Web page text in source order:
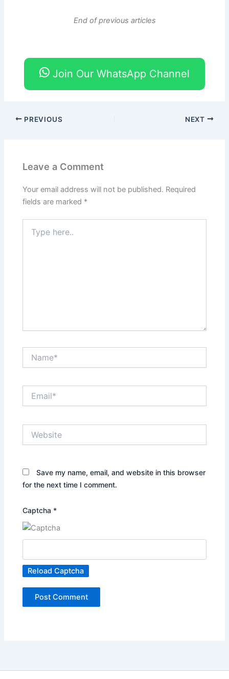
End of previous articles
Join Our WhatsApp Channel
PREVIOUS NEXT
Leave a Comment
Your email address will not be published. Required
fields are marked *
here..
Save my name, email, and website in this browser
for the next time I comment.
Captcha *
Reload Captcha